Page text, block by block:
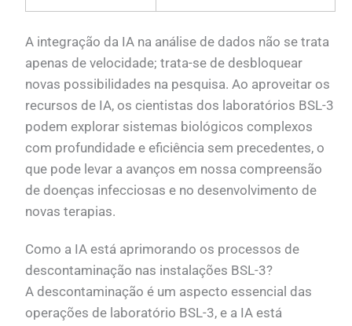
A integração da IA na análise de dados não se trata
apenas de velocidade; trata-se de desbloquear
novas possibilidades na pesquisa. Ao aproveitar os
recursos de IA, os cientistas dos laboratórios BSL-3
podem explorar sistemas biológicos complexos
com profundidade e eficiência sem precedentes, o
que pode levar a avanços em nossa compreensão
de doenças infecciosas e no desenvolvimento de
novas terapias.
Como a IA está aprimorando os processos de
descontaminação nas instalações BSL-3?
A descontaminação é um aspecto essencial das
operações de laboratório BSL-3, e a IA está